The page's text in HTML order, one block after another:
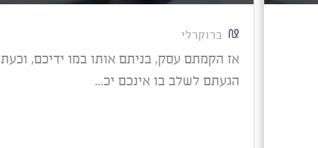
ברוקרלי
אז הקמתם עסק, בניתם אותו במו ידיכם, וכעת
הגעתם לשלב בו אינכם יכ...